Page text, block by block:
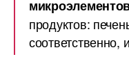
продуктов:
соответственно,